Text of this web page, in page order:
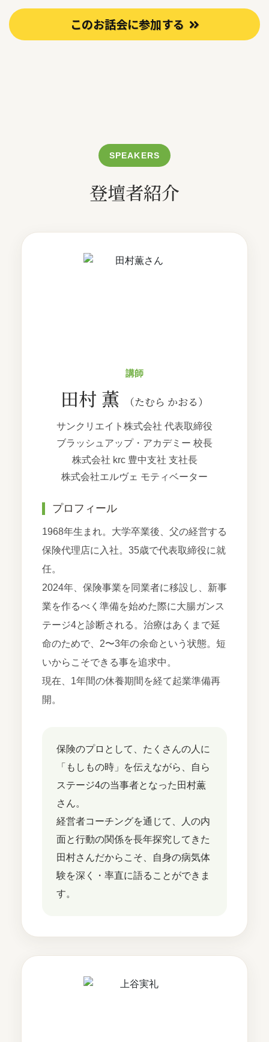
このお話会に参加する
SPEAKERS
登壇者紹介
講師
田村 薫 （たむら かおる）
サンクリエイト株式会社 代表取締役
ブラッシュアップ・アカデミー 校長
株式会社 krc 豊中支社 支社長
株式会社エルヴェ モティベーター
プロフィール
1968年生まれ。大学卒業後、父の経営する
保険代理店に入社。35歳で代表取締役に就
任。
2024年、保険事業を同業者に移設し、新事
業を作るべく準備を始めた際に大腸ガンス
テージ4と診断される。治療はあくまで延
命のためで、2〜3年の余命という状態。短
いからこそできる事を追求中。
現在、1年間の休養期間を経て起業準備再
開。
保険のプロとして、たくさんの人に
「もしもの時」を伝えながら、自ら
ステージ4の当事者となった田村薫
さん。
経営者コーチングを通じて、人の内
面と行動の関係を長年探究してきた
田村さんだからこそ、自身の病気体
験を深く・率直に語ることができま
す。